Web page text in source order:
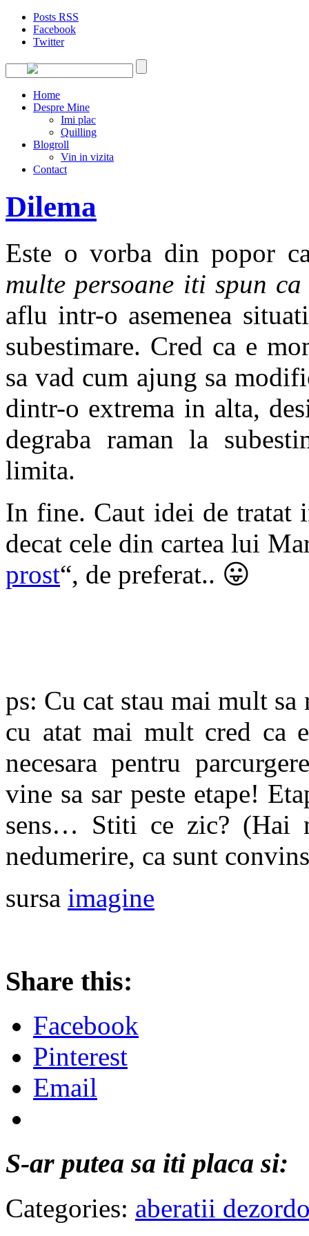
Posts RSS
Facebook
Twitter
Home
Despre Mine
Imi plac
Quilling
Blogroll
Vin in vizita
Contact
Dilema
Este o vorba din popor
multe persoane iti spun
aflu intr-o asemenea
subestimare. Cred ca e
sa vad cum ajung sa
dintr-o extrema in alta,
degraba raman la
limita.
In fine. Caut idei de tratat
decat cele din cartea lui
prost“, de preferat.. 😛
ps: Cu cat stau mai mult sa
cu atat mai mult cred ca
necesara pentru
vine sa sar peste etape!
sens… Stiti ce zic? (Hai
nedumerire, ca sunt
sursa imagine
Share this:
Facebook
Pinterest
Email
S-ar putea sa iti placa si:
Categories: aberatii